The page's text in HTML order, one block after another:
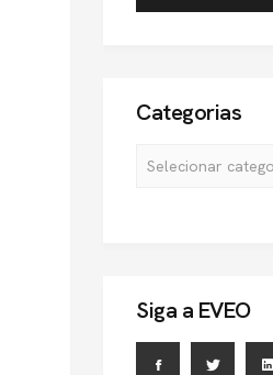
Categorias
Siga a EVEO